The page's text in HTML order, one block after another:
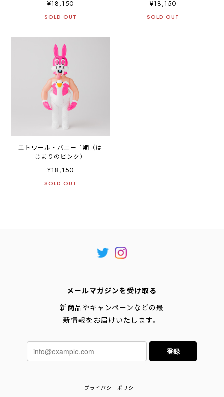
¥18,150
SOLD OUT
¥18,150
SOLD OUT
エトワール・バニー 1期（は
じまりのピンク）
¥18,150
SOLD OUT
メールマガジンを受け取る
新商品やキャンペーンなどの最
新情報をお届けいたします。
登録
プライバシーポリシー